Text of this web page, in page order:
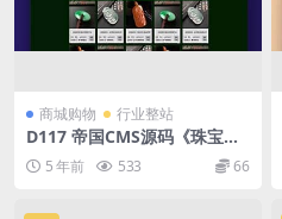
商城购物 行业整站
D117 帝国CMS源码《珠宝
网》企业官网大气绿色珠宝玉
器奢侈品古玩类展示型商城源
码 带手机版
5 年前 533 66